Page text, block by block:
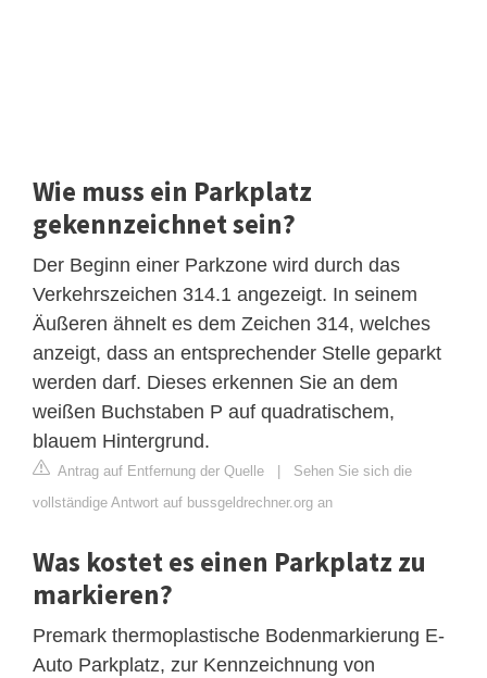
Wie muss ein Parkplatz
gekennzeichnet sein?
Der Beginn einer Parkzone wird durch das
Verkehrszeichen 314.1 angezeigt. In seinem
Äußeren ähnelt es dem Zeichen 314, welches
anzeigt, dass an entsprechender Stelle geparkt
werden darf. Dieses erkennen Sie an dem
weißen Buchstaben P auf quadratischem,
blauem Hintergrund.
Antrag auf Entfernung der Quelle
Sehen Sie sich die
vollständige Antwort auf bussgeldrechner.org an
Was kostet es einen Parkplatz zu
markieren?
Premark thermoplastische Bodenmarkierung E-
Auto Parkplatz, zur Kennzeichnung von